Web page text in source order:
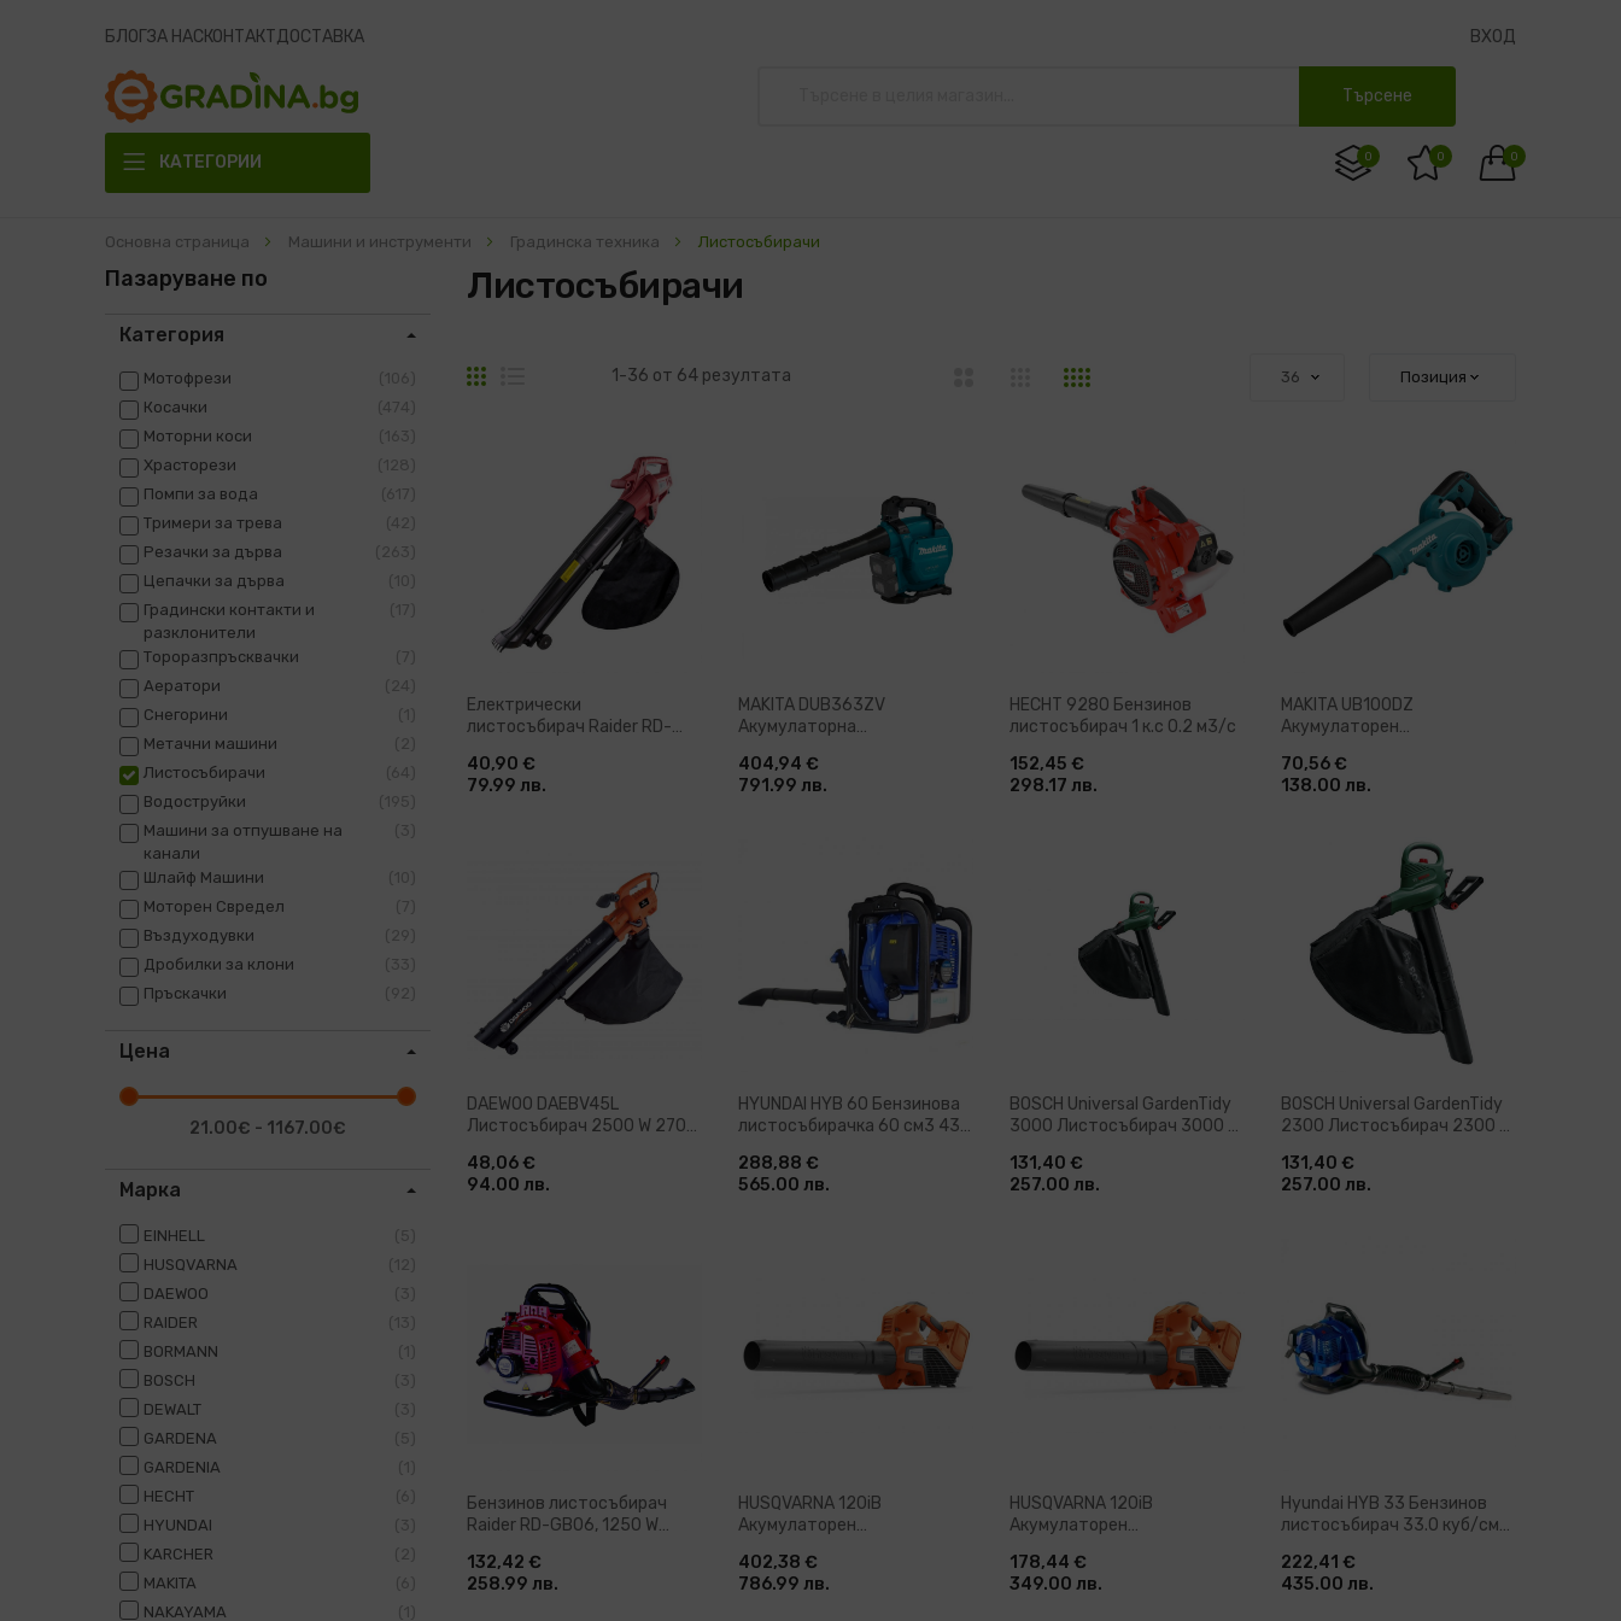
БЛОГЗА НАСКОНТАКТДОСТАВКА ВХОД
Търсене
КАТЕГОРИИ 0
0 0
Основна страница Машини и инструменти Градинска техника Листосъбирачи
Пазаруване по
Категория
Мотофрези
Косачки
Моторни коси
Храсторези
Помпи за вода
Тримери за трева
Резачки за дърва
Цепачки за дърва
Градински контакти и
разклонители
Тороразпръсквачки
Аератори
Снегорини
Метачни машини
Листосъбирачи
Водоструйки
Машини за отпушване на
канали
Шлайф Машини
Моторен Свредел
Въздуходувки
Дробилки за клони
Пръскачки
Цена
21.00€ - 1167.00€
Марка
EINHELL
HUSQVARNA
DAEWOO
RAIDER
BORMANN
BOSCH
DEWALT
GARDENA
GARDENIA
HECHT
HYUNDAI
KARCHER
MAKITA
NAKAYAMA
Листосъбирачи
Решетка 1-36 от 64 резултата
Добави в количка
Електрически
листосъбирач Raider RD-
(075522)
40,90 €
79.99 лв.
Добави в количка
MAKITA DUB363ZV
Акумулаторна
и зарядно устройство 36 V
804 м3/ч
404,94 €
791.99 лв.
Добави в количка
HECHT 9280 Бензинов
листосъбирач 1 к.с 0.2 м3/с
152,45 €
298.17 лв.
Добави в количка
MAKITA UB100DZ
Акумулаторен
и зарядно устройство 12 V
70,56 €
138.00 лв.
Добави в количка
DAEWOO DAEBV45L
Листосъбирач 2500 W 270
48,06 €
94.00 лв.
HYUNDAI HYB 60 Бензинова
листосъбирачка 60 см3 432
288,88 €
565.00 лв.
BOSCH Universal GardenTidy
3000 Листосъбирач 3000 W
131,40 €
257.00 лв.
BOSCH Universal GardenTidy
2300 Листосъбирач 2300 W
131,40 €
257.00 лв.
Бензинов листосъбирач
Raider RD-GB06, 1250 W
132,42 €
258.99 лв.
HUSQVARNA 120iB
Акумулаторен
(967976102)
402,38 €
786.99 лв.
HUSQVARNA 120iB
Акумулаторен
и зарядно устройство 36 V
46 м/с (967976101)
178,44 €
349.00 лв.
Hyundai HYB 33 Бензинов
листосъбирач 33.0 куб/см
222,41 €
435.00 лв.